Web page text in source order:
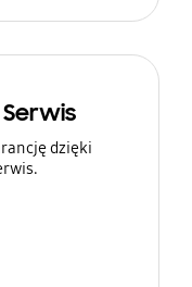
Serwis
dzięki